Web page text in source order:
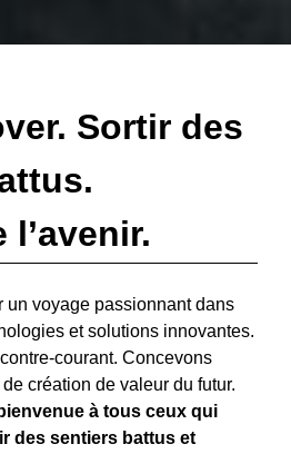
Sortir des
un voyage passionnant dans
et solutions innovantes.
courant. Concevons
création de valeur du futur.
à tous ceux qui
des sentiers battus et